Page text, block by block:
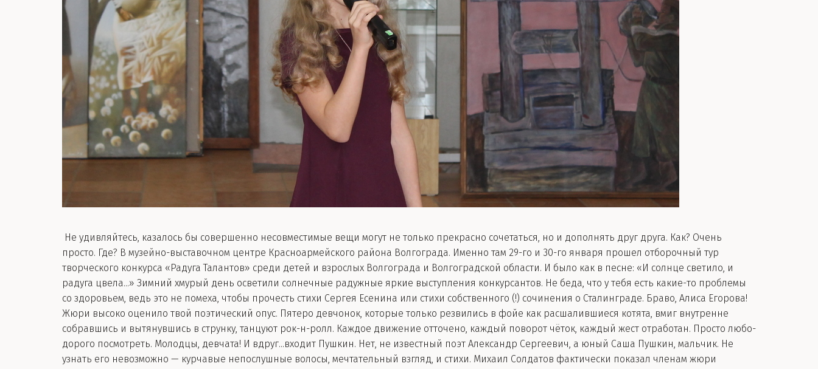
Не удивляйтесь, казалось бы совершенно несовместимые вещи могут не только прекрасно сочетаться, но и дополнять друг друга. Как? Очень
просто. Где? В музейно-выставочном центре Красноармейского района Волгограда. Именно там 29-го и 30-го января прошел отборочный тур
творческого конкурса «Радуга Талантов» среди детей и взрослых Волгограда и Волгоградской области. И было как в песне: «И солнце светило, и
радуга цвела...» Зимний хмурый день осветили солнечные радужные яркие выступления конкурсантов. Не беда, что у тебя есть какие-то проблемы
со здоровьем, ведь это не помеха, чтобы прочесть стихи Сергея Есенина или стихи собственного (!) сочинения о Сталинграде. Браво, Алиса Егорова!
Жюри высоко оценило твой поэтический опус. Пятеро девчонок, которые только резвились в фойе как расшалившиеся котята, вмиг внутренне
собравшись и вытянувшись в струнку, танцуют рок-н-ролл. Каждое движение отточено, каждый поворот чёток, каждый жест отработан. Просто любо-
дорого посмотреть. Молодцы, девчата! И вдруг...входит Пушкин. Нет, не известный поэт Александр Сергеевич, а юный Саша Пушкин, мальчик. Не
узнать его невозможно — курчавые непослушные волосы, мечтательный взгляд, и стихи. Михаил Солдатов фактически показал членам жюри